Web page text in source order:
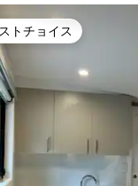
のゲストチョイスです。
トチョイス